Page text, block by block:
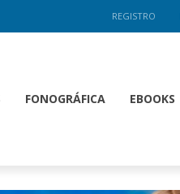
REGISTRO
FONOGRÁFICA EBOOKS